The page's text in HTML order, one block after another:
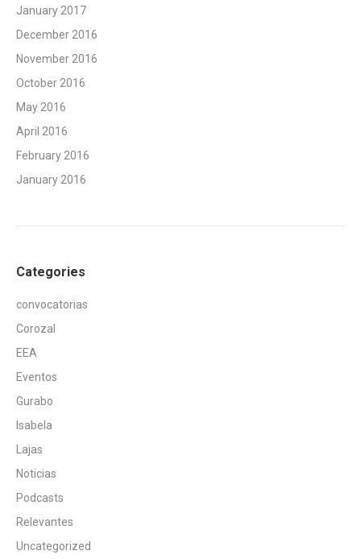
January 2017
December 2016
November 2016
October 2016
May 2016
April 2016
February 2016
January 2016
Categories
convocatorias
Corozal
EEA
Eventos
Gurabo
Isabela
Lajas
Noticias
Podcasts
Relevantes
Uncategorized